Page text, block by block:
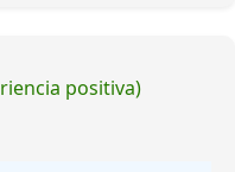
positiva)